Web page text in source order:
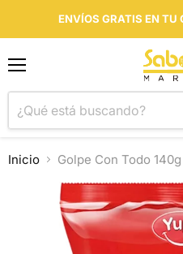
ENVÍOS GRATIS EN
Inicio Golpe Con Todo 140g